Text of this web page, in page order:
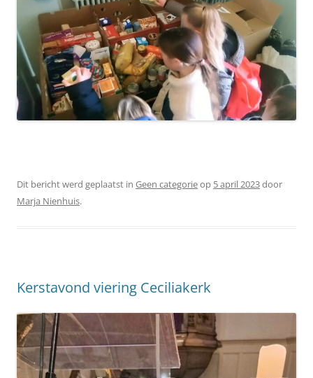
Dit bericht werd geplaatst in Geen categorieop 5 april 2023door
Marja Nienhuis.
Kerstavond viering Ceciliakerk